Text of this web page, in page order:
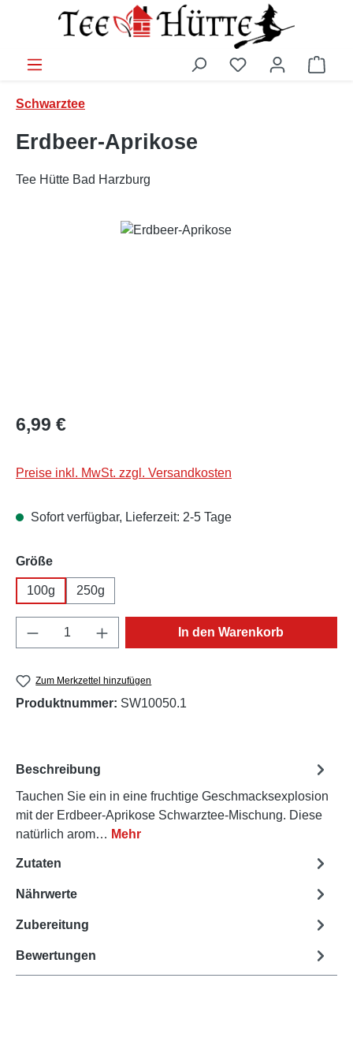
Zum Hauptinhalt springen
Schwarztee
Erdbeer-Aprikose
Tee Hütte Bad Harzburg
Bildergalerie überspringen
Regulärer Preis:
6,99 €
Preise inkl. MwSt. zzgl. Versandkosten
Sofort verfügbar, Lieferzeit: 2-5 Tage
Größeauswählen
100g 250g
Produkt Anzahl: Gib den gewünschten
In den Warenkorb
Zum Merkzettel hinzufügen
Produktnummer: SW10050.1
Beschreibung
Tauchen Sie ein in eine fruchtige Geschmacksexplosion
mit der Erdbeer-Aprikose Schwarztee-Mischung. Diese
natürlich arom… Mehr
Zutaten
Nährwerte
Zubereitung
Bewertungen